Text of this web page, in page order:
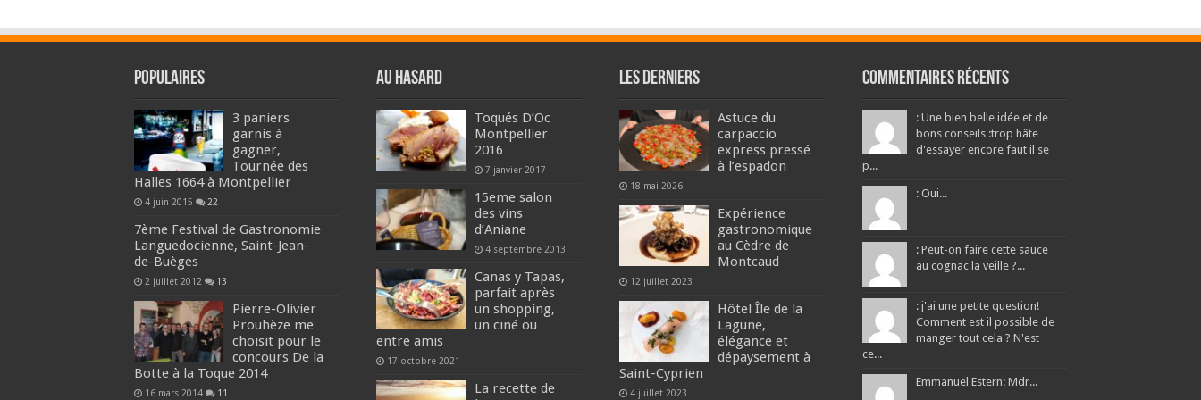
Populaires
3 paniers
garnis à
gagner,
Tournée des
Halles 1664 à Montpellier
4 juin 2015 22
7ème Festival de Gastronomie
Languedocienne, Saint-Jean-
de-Buèges
2 juillet 2012 13
Pierre-Olivier
Prouhèze me
choisit pour le
concours De la
Botte à la Toque 2014
16 mars 2014 11
Au hasard
Toqués D’Oc
Montpellier
2016
7 janvier 2017
15eme salon
des vins
d’Aniane
4 septembre 2013
Canas y Tapas,
parfait après
un shopping,
un ciné ou
entre amis
17 octobre 2021
La recette de
Les derniers
Astuce du
carpaccio
express pressé
à l’espadon
18 mai 2026
Expérience
gastronomique
au Cèdre de
Montcaud
12 juillet 2023
Hôtel Île de la
Lagune,
élégance et
dépaysement à
Saint-Cyprien
4 juillet 2023
Commentaires récents
: Une bien belle idée et de
bons conseils :trop hâte
d'essayer encore faut il se
p...
: Oui...
: Peut-on faire cette sauce
au cognac la veille ?...
: j'ai une petite question!
Comment est il possible de
manger tout cela ? N'est
ce...
Emmanuel Estern: Mdr...